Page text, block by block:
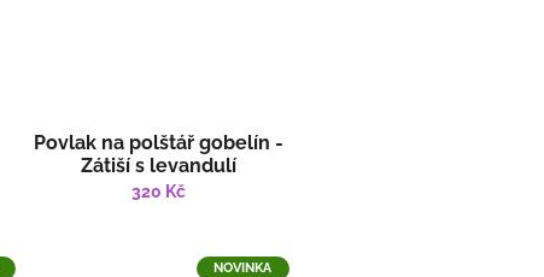
Povlak na polštář gobelín -
Zátiší s levandulí
320 Kč
NOVINKA